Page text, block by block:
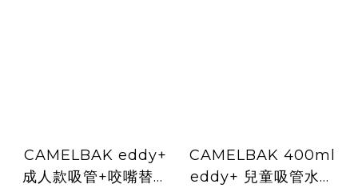
CAMELBAK eddy+
成人款吸管+咬嘴替換
CAMELBAK 400ml
eddy+ 兒童吸管水壺